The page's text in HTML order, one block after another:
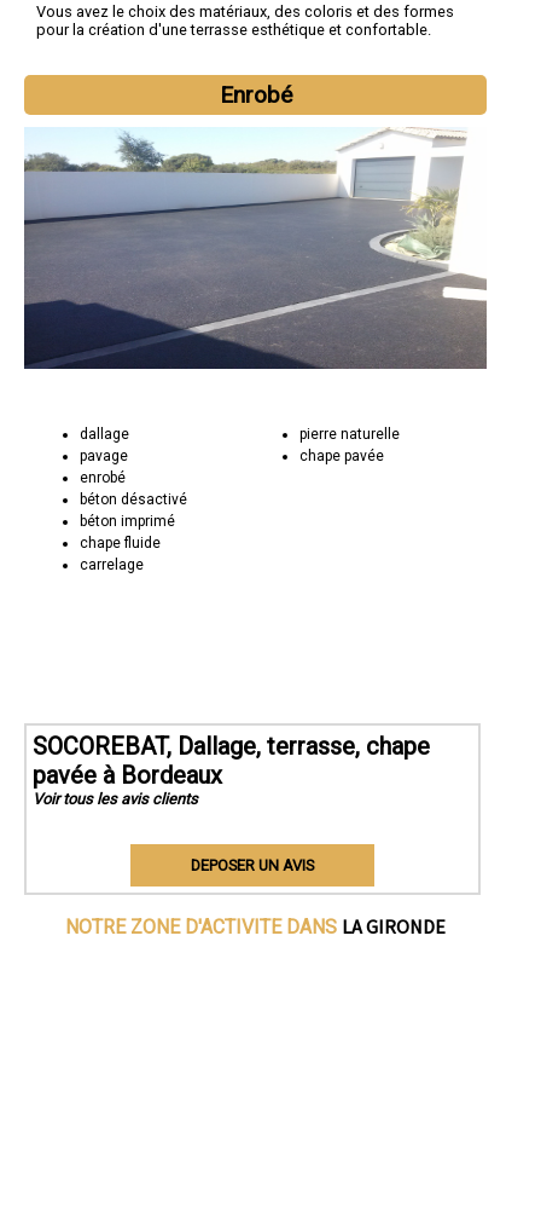
Vous avez le choix des matériaux, des coloris et des formes
pour la création d'une terrasse esthétique et confortable.
Enrobé
dallage
pavage
enrobé
béton désactivé
béton imprimé
chape fluide
carrelage
pierre naturelle
chape pavée
SOCOREBAT, Dallage, terrasse, chape
pavée à Bordeaux
Voir tous les avis clients
DEPOSER UN AVIS
NOTRE ZONE D'ACTIVITE DANS LA GIRONDE